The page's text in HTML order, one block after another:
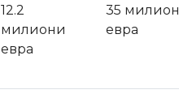
12.2
милиони
евра
35
евра